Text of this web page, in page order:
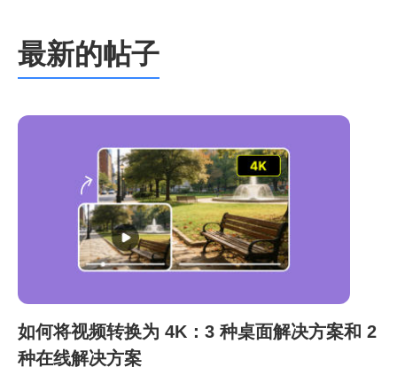
最新的帖子
如何将视频转换为 4K：3 种桌面解决方案和 2
种在线解决方案